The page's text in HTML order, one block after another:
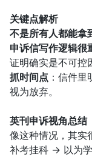
关键点解析
不是所有人都能拿
申诉信写作逻辑很
证明确实是不可控
抓时间点 ：信件
视为放弃。
英刊申诉视角总结
像这种情况，其实
补考挂科 → 以为